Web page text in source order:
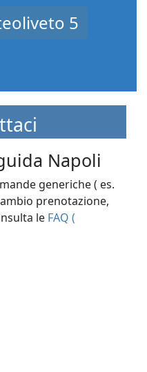
5
Napoli
generiche ( es.
prenotazione,
le FAQ (